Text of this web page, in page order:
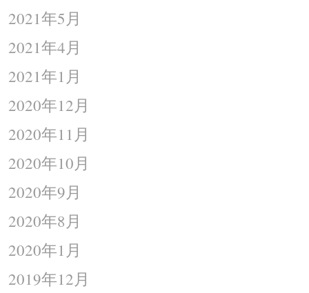
2021年5月
2021年4月
2021年1月
2020年12月
2020年11月
2020年10月
2020年9月
2020年8月
2020年1月
2019年12月